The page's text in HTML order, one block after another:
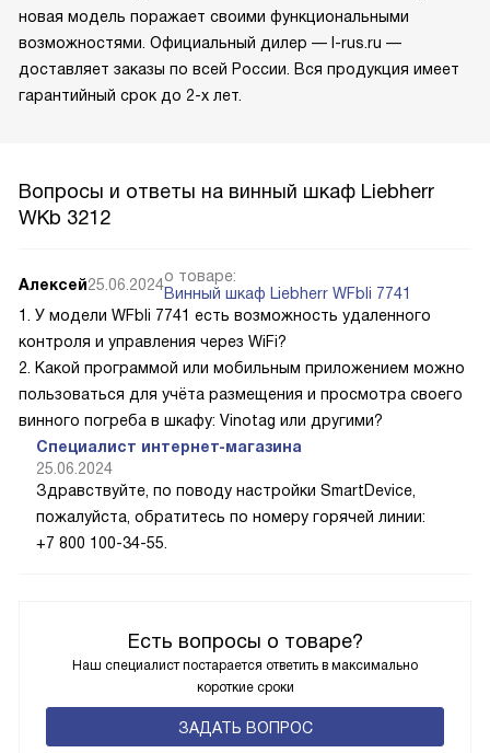
новая модель поражает своими функциональными
возможностями. Официальный дилер — l-rus.ru —
доставляет заказы по всей России. Вся продукция имеет
гарантийный срок до 2-х лет.
Вопросы и ответы на винный шкаф Liebherr
WKb 3212
Есть вопросы о товаре?
Наш специалист постарается ответить в максимально
короткие сроки
ЗАДАТЬ ВОПРОС
Алексей25.06.2024о товаре:
Винный шкаф Liebherr WFbli 7741
1. У модели WFbli 7741 есть возможность удаленного
контроля и управления через WiFi?
2. Какой программой или мобильным приложением можно
пользоваться для учёта размещения и просмотра своего
винного погреба в шкафу: Vinotag или другими?
Специалист интернет-магазина
25.06.2024
Здравствуйте, по поводу настройки SmartDevice,
пожалуйста, обратитесь по номеру горячей линии:
+7 800 100-34-55.